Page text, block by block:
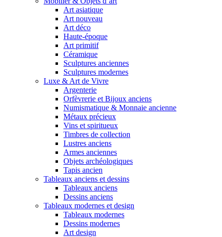
Art asiatique
Art nouveau
Art déco
Haute-époque
Art primitif
Céramique
Sculptures anciennes
Sculptures modernes
Luxe & Art de Vivre
Argenterie
Orfèvrerie et Bijoux anciens
Numismatique & Monnaie ancienne
Métaux précieux
Vins et spiritueux
Timbres de collection
Lustres anciens
Armes anciennes
Objets archéologiques
Tapis ancien
Tableaux anciens et dessins
Tableaux anciens
Dessins anciens
Tableaux modernes et design
Tableaux modernes
Dessins modernes
Art design